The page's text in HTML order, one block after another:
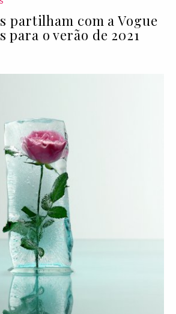
partilham com a Vogue
para o verão de 2021